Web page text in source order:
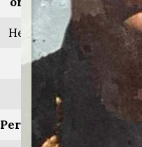
Heartburn
Anno:
Personaggio: